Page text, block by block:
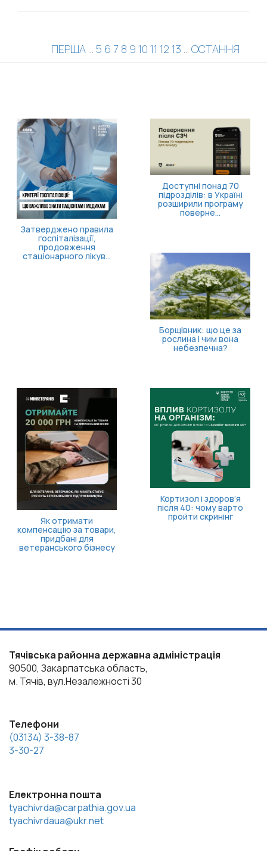
ПЕРША ... 5 6 7 8 9 10 11 12 13 ... ОСТАННЯ
Затверджено правила
госпіталізації,
продовження
стаціонарного лікув...
Доступні понад 70
підрозділів: в Україні
розширили програму
поверне...
Борщівник: що це за
рослина і чим вона
небезпечна?
Як отримати
компенсацію за товари,
придбані для
ветеранського бізнесу
Кортизол і здоров’я
після 40: чому варто
пройти скринінг
Тячівська районна державна адміністрація
90500, Закарпатська область,
м. Тячів, вул.Незалежності 30
Телефони
(03134) 3-38-87
3-30-27
Електронна пошта
tyachivrda@carpathia.gov.ua
tyachivrdaua@ukr.net